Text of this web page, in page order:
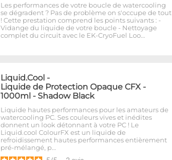
Les performances de votre boucle de watercooling
se dégradent ? Pas de problème on s'occupe de tout
! Cette prestation comprend les points suivants : -
Vidange du liquide de votre boucle - Nettoyage
complet du circuit avec le EK-CryoFuel Loo…
Liquid.Cool -
Liquide de Protection Opaque CFX -
1000ml - Shadow Black
Liquide hautes performances pour les amateurs de
watercooling PC. Ses couleurs vives et inédites
donnent un look détonnant à votre PC ! Le
Liquid.cool ColourFX est un liquide de
refroidissement hautes performances entièrement
pré-mélangé, p…